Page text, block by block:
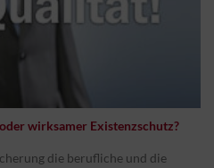
wirksamer Existenzschutz?
die berufliche und die